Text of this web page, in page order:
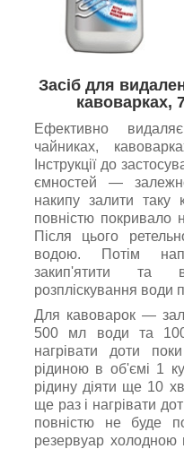
Засіб для
кавоварках,
Ефективно
чайниках,
Інструкції до
ємностей —
накипу залити таку
повністю покривало
Після цього
водою. Потім
закип'ятити та
розпліскування води
Для кавоварок —
500 мл води та
нагрівати доти
рідиною в об'ємі 1
рідину діяти ще 10
ще раз і нагрівати
повністю не буде
резервуар